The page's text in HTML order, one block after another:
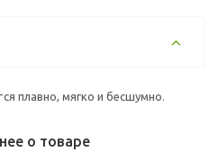
плавно, мягко и бесшумно.
о товаре